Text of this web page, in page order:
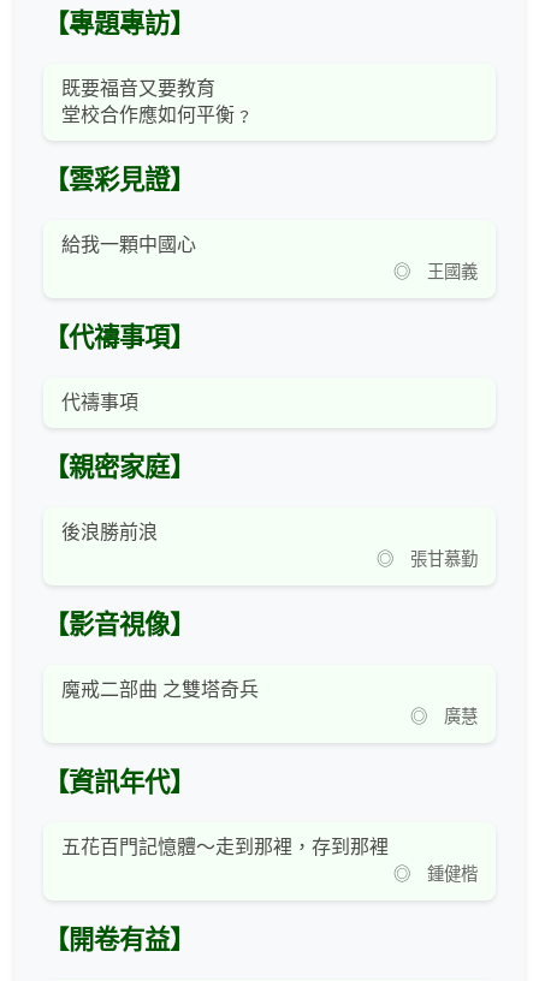
【專題專訪】
既要福音又要教育
堂校合作應如何平衡﹖
【雲彩見證】
給我一顆中國心
◎ 王國義
【代禱事項】
代禱事項
【親密家庭】
後浪勝前浪
◎ 張甘慕勤
【影音視像】
魔戒二部曲 之雙塔奇兵
◎ 廣慧
【資訊年代】
五花百門記憶體～走到那裡，存到那裡
◎ 鍾健楷
【開卷有益】